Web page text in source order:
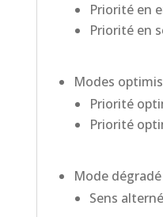
Priorité en
Priorité en
Modes
Priorité
Priorité
Mode dégradé
Sens